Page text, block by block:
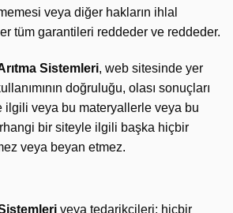
veya diğer hakların ihlal
tüm garantileri reddeder ve reddeder.
Sistemleri, web sitesinde yer
doğruluğu, olası sonuçları
veya bu materyallerle veya bu
bir siteyle ilgili başka hiçbir
veya beyan etmez.
veya tedarikçileri; hiçbir